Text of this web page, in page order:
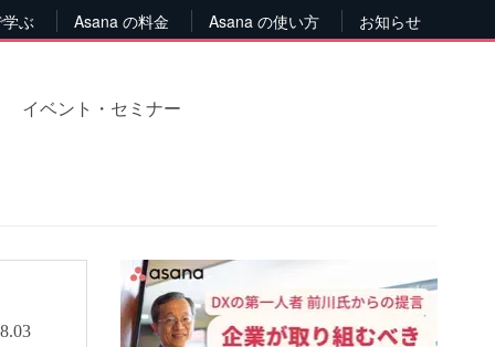
ぶ Asana の料金 Asana の使い方 お知らせ
イベント・セミナー